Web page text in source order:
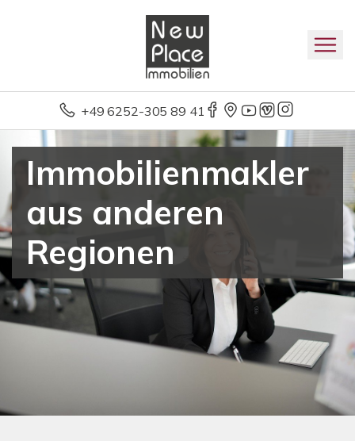
+49 6252-305 89 41
Immobilienmakler
aus anderen
Regionen